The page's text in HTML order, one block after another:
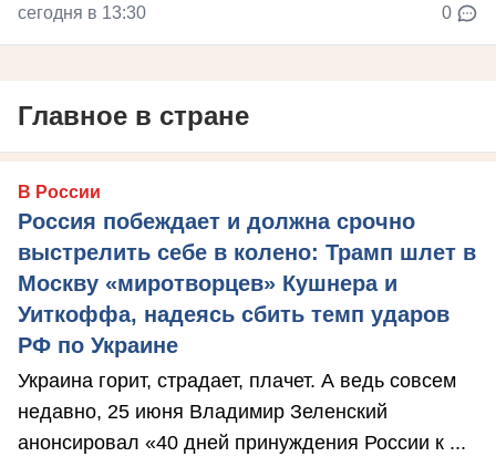
сегодня в 13:30 0
Главное в стране
В России
Россия побеждает и должна срочно
выстрелить себе в колено: Трамп шлет в
Москву «миротворцев» Кушнера и
Уиткоффа, надеясь сбить темп ударов
РФ по Украине
Украина горит, страдает, плачет. А ведь совсем
недавно, 25 июня Владимир Зеленский
анонсировал «40 дней принуждения России к ...